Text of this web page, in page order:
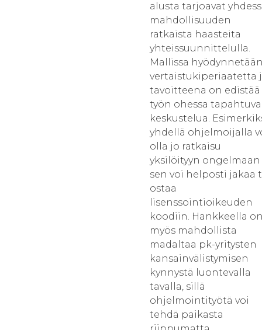
alusta tarjoavat
mahdollisuuden
ratkaista haasteita
yhteissuunnittelulla.
Mallissa
vertaistukiperiaatetta
tavoitteena on edistää
työn ohessa
keskustelua.
yhdellä ohjelmoijalla
olla jo ratkaisu
yksilöityyn ongelmaan
sen voi helposti jakaa
ostaa
lisenssointioikeuden
koodiin. Hankkeella
myös mahdollista
madaltaa pk-yritysten
kansainvälistymisen
kynnystä luontevalla
tavalla, sillä
ohjelmointityötä voi
tehdä paikasta